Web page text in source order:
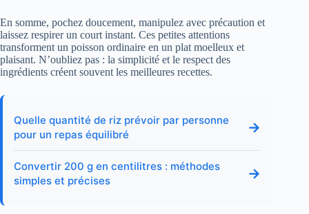
En somme, pochez doucement, manipulez avec précaution et
laissez respirer un court instant. Ces petites attentions
transforment un poisson ordinaire en un plat moelleux et
plaisant. N’oubliez pas : la simplicité et le respect des
ingrédients créent souvent les meilleures recettes.
Quelle quantité de riz prévoir par personne
pour un repas équilibré
→
Convertir 200 g en centilitres : méthodes
simples et précises
→